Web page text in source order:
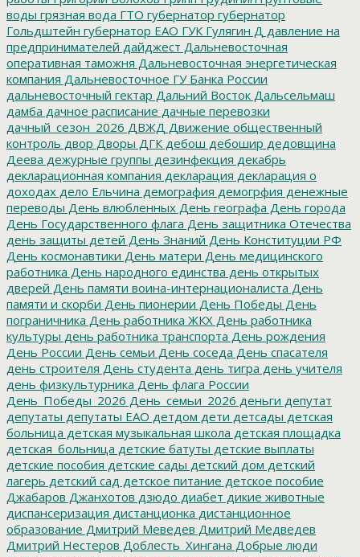
воды грязная вода ГТО губернатор губернатор
Гольдштейн губернатор ЕАО ГУК Гулягин Д давление на
предпринимателей дайджест Дальневосточная
оперативная таможня Дальневосточная энергетическая
компания Дальневосточное ГУ Банка России
дальневосточный гектар Дальний Восток Дальсельмаш
дамба дачное расписание дачные перевозки
дачный_сезон_2026 ДВЖД Движение общественный
контроль двор Дворы ДГК дебош дебошир дедовщина
Деева дежурные группы дезинфекция декабрь
декларационная компания декларация декларация о
доходах дело Ельчина демография демогрфия денежные
переводы День влюбленных День географа День города
День Государственного флага День защитника Отечества
день защиты детей День Знаний День Конституции РФ
День космонавтики День матери День медицинского
работника День народного единства день открытых
дверей День памяти воина-интернационалиста День
памяти и скорби День пионерии День Победы День
пограничника День работника ЖКХ День работника
культуры день работника транспорта День рождения
День России День семьи День соседа День спасателя
день строителя День студента день тигра день учителя
день физкультурника День флага России
День_Победы_2026 День_семьи_2026 деньги депутат
депутаты депутаты ЕАО детдом дети детсады детская
больница детская музыкальная школа детская площадка
детская_больница детские батуты детские выплаты
детские пособия детские сады детский дом детский
лагерь детский сад детское питание детское пособие
Джабаров Джанхотов дзюдо диабет дикие животные
диспансеризация дистанционка дистанционное
образование Дмитрий Меведев Дмитрий Медведев
Дмитрий Нестеров Доблесть_Хингана Добрые люди